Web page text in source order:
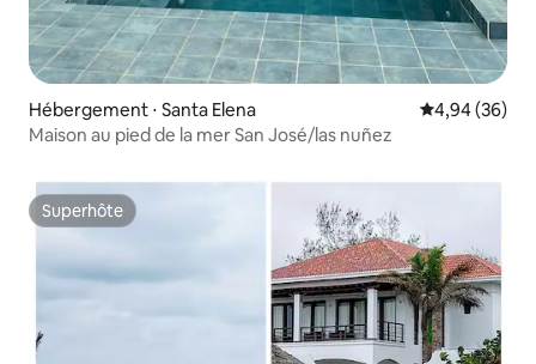
Hébergement ⋅ Santa Elena Évaluation
4,94 (36)
Maison au pied de la mer San José/las nuñez
Superhôte
Superhôte